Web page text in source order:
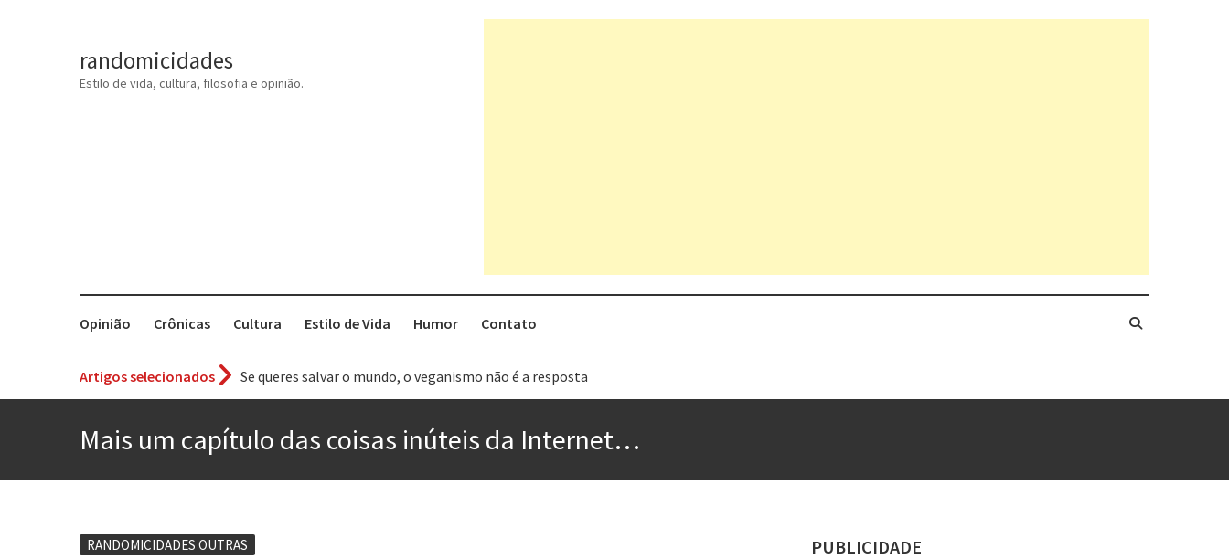
randomicidades
Estilo de vida, cultura, filosofia e opinião.
Opinião Crônicas Cultura Estilo de Vida Humor Contato
Artigos selecionados
Tem que filmar isso daí
Aprender a fracassar é o segredo do sucesso
Contardo Calligaris prega o “direito à tristeza”
Os causos de Jorge Luis Borges
Mais um capítulo das coisas inúteis da Internet…
RANDOMICIDADES OUTRAS PUBLICIDADE